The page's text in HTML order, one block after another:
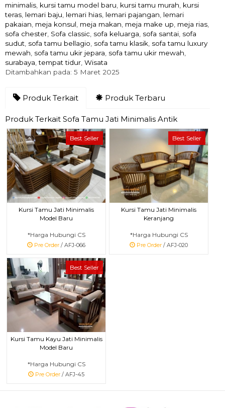
minimalis kursi tamu model baru kursi tamu murah kursi
teras lemari baju lemari hias lemari pajangan lemari
pakaian meja konsul meja makan meja make up meja rias
sofa chester Sofa classic sofa keluarga sofa santai sofa
sudut sofa tamu bellagio sofa tamu klasik sofa tamu luxury
mewah sofa tamu ukir jepara sofa tamu ukir mewah
surabaya ,tempat tidur Wisata
Ditambahkan pada: 5 Maret 2025
Produk Terkait Produk Terbaru
Produk Terkait Sofa Tamu Jati Minimalis Antik
Best Seller
Kursi Tamu Jati Minimalis
Model Baru
*Harga Hubungi CS
Pre Order / AFJ-066
Best Seller
Kursi Tamu Jati Minimalis
Keranjang
*Harga Hubungi CS
Pre Order / AFJ-020
Best Seller
Kursi Tamu Kayu Jati Minimalis
Model Baru
*Harga Hubungi CS
Pre Order / AFJ-45